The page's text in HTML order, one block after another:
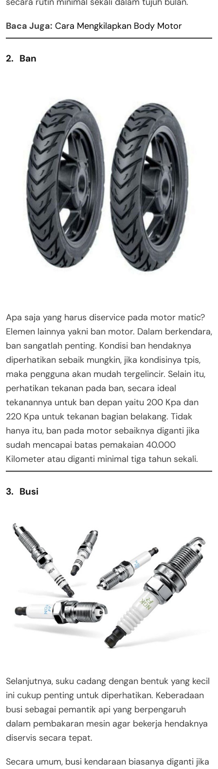
Baca Juga: Cara Mengkilapkan Body Motor
2. Ban
Apa saja yang harus diservice pada motor matic?
Elemen lainnya yakni ban motor. Dalam berkendara,
ban sangatlah penting. Kondisi ban hendaknya
diperhatikan sebaik mungkin, jika kondisinya tpis,
maka pengguna akan mudah tergelincir. Selain itu,
perhatikan tekanan pada ban, secara ideal
tekanannya untuk ban depan yaitu 200 Kpa dan
220 Kpa untuk tekanan bagian belakang. Tidak
hanya itu, ban pada motor sebaiknya diganti jika
sudah mencapai batas pemakaian 40.000
Kilometer atau diganti minimal tiga tahun sekali.
3. Busi
Selanjutnya, suku cadang dengan bentuk yang kecil
ini cukup penting untuk diperhatikan. Keberadaan
busi sebagai pemantik api yang berpengaruh
dalam pembakaran mesin agar bekerja hendaknya
diservis secara tepat.
Secara umum, busi kendaraan biasanya diganti jika